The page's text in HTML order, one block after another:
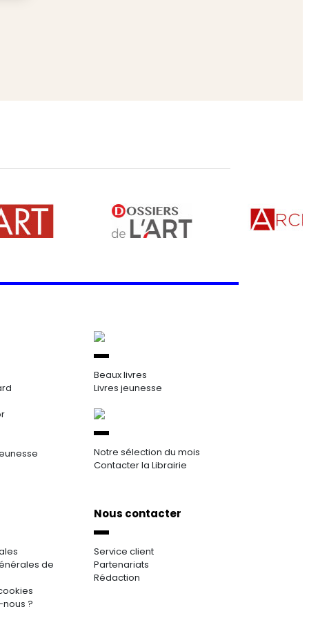
Beaux livres
Livres jeunesse
Notre sélection du mois
Contacter la Librairie
de
?
Nous contacter
Service client
Partenariats
Rédaction